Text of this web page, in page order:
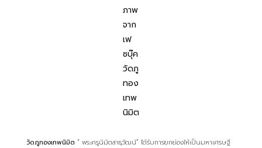
ภาพ
จาก
เฟ
ซบุ๊ค
วัดภู
ทอง
เทพ
นิมิต
วัดภูทองเทพนิมิต “ พระครูนิมิตสาธุวัฒน์” ได้รับการยกย่องให้เป็นมหาเศรษฐี